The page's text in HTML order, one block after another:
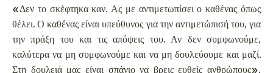
«Δεν το σκέφτηκα καν. Ας με αντιμετωπίσει ο καθένας όπως
θέλει. Ο καθένας είναι υπεύθυνος για την αντιμετώπισή του, για
την πράξη του και τις απόψεις του. Αν δεν συμφωνούμε,
καλύτερα να μη συμφωνούμε και να μη δουλεύουμε και μαζί.
Στη δουλειά μας είναι σπάνιο να βρεις ευθείς ανθρώπους»,